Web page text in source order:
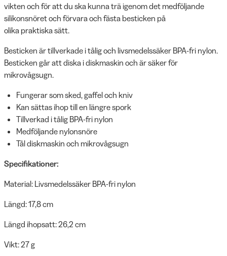
vikten och för att du ska kunna trä igenom det medföljande
silikonsnöret och förvara och fästa besticken på
olika praktiska sätt.
Besticken är tillverkade i tålig och livsmedelssäker BPA-fri nylon.
Besticken går att diska i diskmaskin och är säker för
mikrovågsugn.
Fungerar som sked, gaffel och kniv
Kan sättas ihop till en längre spork
Tillverkad i tålig BPA-fri nylon
Medföljande nylonsnöre
Tål diskmaskin och mikrovågsugn
Specifikationer:
Material: Livsmedelssäker BPA-fri nylon
Längd: 17,8 cm
Längd ihopsatt: 26,2 cm
Vikt: 27 g